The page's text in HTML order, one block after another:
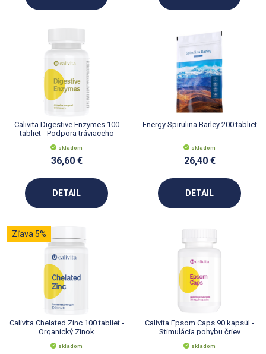
Calivita Digestive Enzymes 100
tabliet - Podpora tráviaceho
systému
skladom
36,60 €
DETAIL
Energy Spirulina Barley 200 tabliet
skladom
26,40 €
DETAIL
Zľava 5%
Calivita Chelated Zinc 100 tabliet -
Organický Zinok
skladom
Calivita Epsom Caps 90 kapsúl -
Stimulácia pohybu čriev
skladom